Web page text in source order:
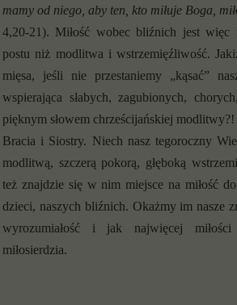
mamy od niego, aby ten, kto miłuje Boga,
4,20-21). Miłość wobec bliźnich jest więc
postu niż modlitwa i wstrzemięźliwość.
mięsa, jeśli nie przestaniemy „kąsać”
wspierająca słabych, zagubionych,
pięknym słowem chrześcijańskiej modlitwy?!
Bracia i Siostry. Niech nasz tegoroczny
modlitwą, szczerą pokorą, głęboką
też znajdzie się w nim miejsce na miłość
dzieci, naszych bliźnich. Okażmy im nasze
wyrozumiałość i jak najwięcej
miłosierdzia.